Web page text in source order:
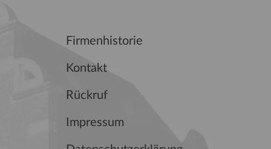
Firmenhistorie
Kontakt
Rückruf
Impressum